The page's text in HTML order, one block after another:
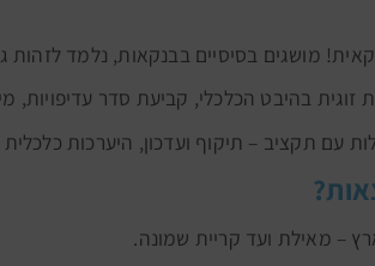
– מאילת ועד קריית שמונה.